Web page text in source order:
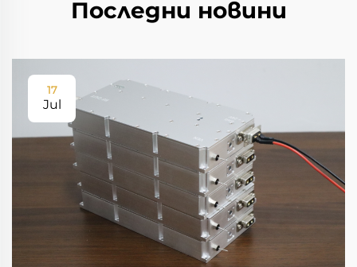
Последни новини
17
Jul